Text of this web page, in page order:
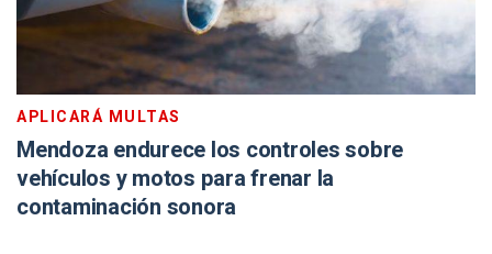
APLICARÁ MULTAS
Mendoza endurece los controles sobre
vehículos y motos para frenar la
contaminación sonora